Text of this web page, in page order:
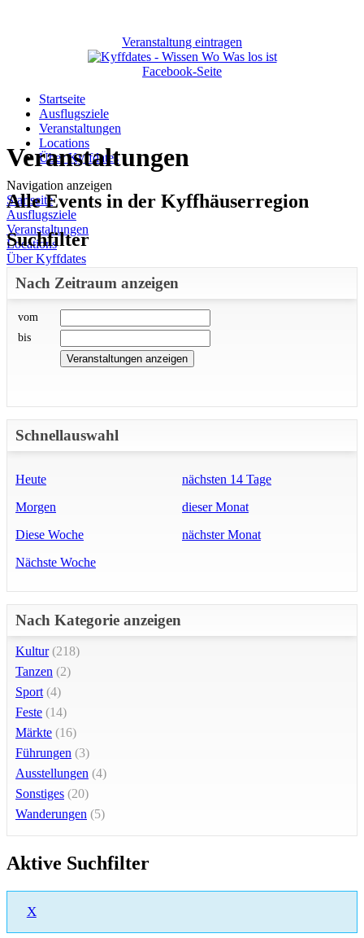
Veranstaltung eintragen
Facebook-Seite
Startseite
Ausflugsziele
Veranstaltungen
Locations
Über Kyffdates
Navigation anzeigen
Startseite
Ausflugsziele
Veranstaltungen
Locations
Über Kyffdates
Veranstaltungen
Alle Events in der Kyffhäuserregion
Suchfilter
Nach Zeitraum anzeigen
vom
bis
Schnellauswahl
Heute
Morgen
Diese Woche
Nächste Woche
nächsten 14 Tage
dieser Monat
nächster Monat
Nach Kategorie anzeigen
Kultur(218)
Tanzen (2)
Sport (4)
Feste (14)
Märkte (16)
Führungen (3)
Ausstellungen (4)
Sonstiges (20)
Wanderungen (5)
Aktive Suchfilter
X